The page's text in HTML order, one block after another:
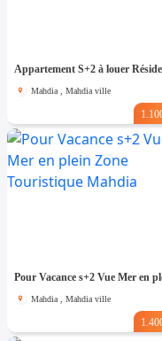
Mahdia , Mahdia ville
Mahdia , Mahdia ville